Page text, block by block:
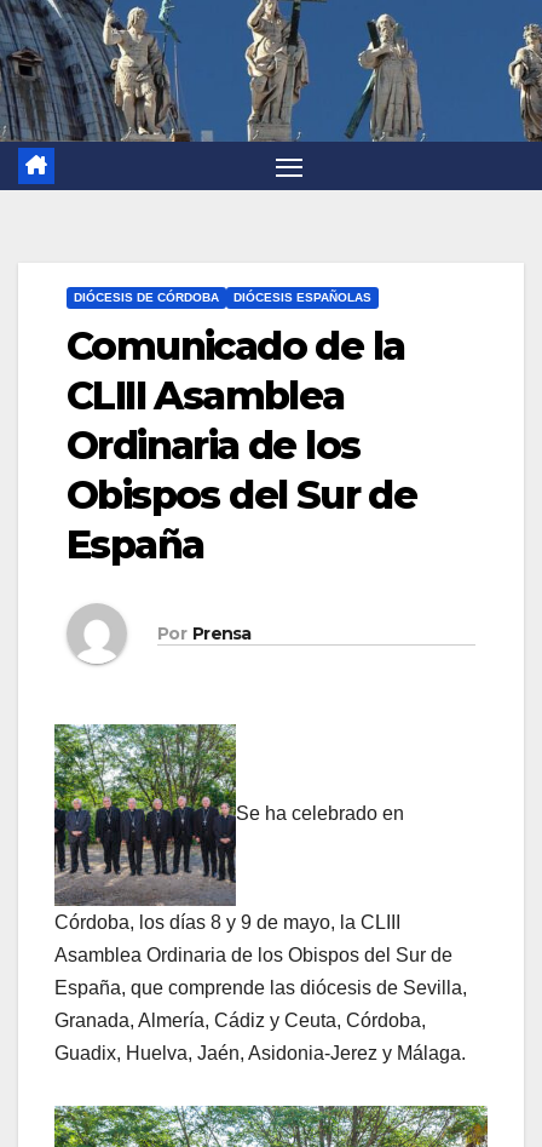
DIÓCESIS DE CÓRDOBA DIÓCESIS ESPAÑOLAS
Comunicado de la
CLIII Asamblea
Ordinaria de los
Obispos del Sur de
España
Por Prensa
Se ha celebrado en
Córdoba, los días 8 y 9 de mayo, la CLIII
Asamblea Ordinaria de los Obispos del Sur de
España, que comprende las diócesis de Sevilla,
Granada, Almería, Cádiz y Ceuta, Córdoba,
Guadix, Huelva, Jaén, Asidonia-Jerez y Málaga.